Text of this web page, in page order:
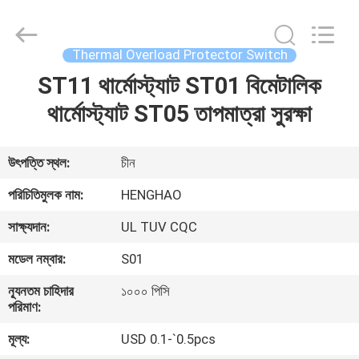
VR
প্রদর্শন
আমাদের
সম্পর্কে
কারখানা
Electric
Thermal Overload Protector Switch
ST11 থার্মোস্ট্যাট ST01 বিমেটালিক
থার্মোস্ট্যাট ST05 তাপমাত্রা সুরক্ষা
উৎপত্তি স্থল:
চীন
পরিচিতিমুলক নাম:
HENGHAO
সাক্ষ্যদান:
UL TUV CQC
মডেল নম্বার:
S01
ন্যূনতম চাহিদার
পরিমাণ:
১০০০ পিসি
মূল্য:
USD 0.1-`0.5pcs